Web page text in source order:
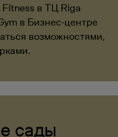
в ТЦ Riga
в Бизнес-центре
возможностями,
сады